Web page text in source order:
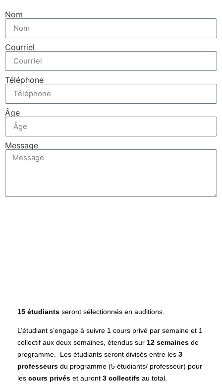
Nom
Courriel
Téléphone
Âge
Message
15 étudiants seront sélectionnés en auditions.
L’étudiant s’engage à suivre 1 cours privé par semaine et 1
collectif aux deux semaines, étendus sur 12 semaines de
programme. Les étudiants seront divisés entre les 3
professeurs du programme (5 étudiants/ professeur) pour
les cours privés et auront 3 collectifs au total.